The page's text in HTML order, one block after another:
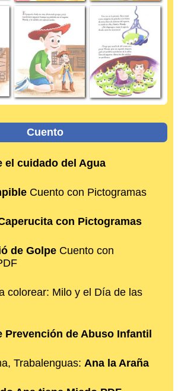
Cuento
el cuidado del Agua
Cuento con Pictogramas
con Pictogramas
de Golpe Cuento con
colorear: Milo y el Día de las
Prevención de Abuso Infantil
Trabalenguas: Ana la Araña